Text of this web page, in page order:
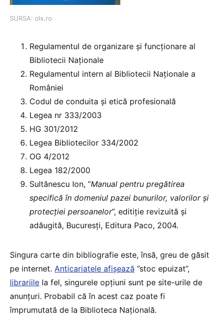
SURSA: olx.ro
Regulamentul de organizare și funcționare al
Bibliotecii Naționale
Regulamentul intern al Bibliotecii Naționale a
României
Codul de conduita și etică profesională
Legea nr 333/2003
HG 301/2012
Legea Bibliotecilor 334/2002
OG 4/2012
Legea 182/2000
Sultănescu Ion, ”Manual pentru pregătirea
specifică în domeniul pazei bunurilor, valorilor și
protecției persoanelor”, editiție revizuită și
adăugită, Bucuresți, Editura Paco, 2004.
Singura carte din bibliografie este, însă, greu de găsit
pe internet. Anticariatele afișează ”stoc epuizat”,
librariile la fel, singurele opțiuni sunt pe site-urile de
anunțuri. Probabil că în acest caz poate fi
împrumutată de la Biblioteca Națională.